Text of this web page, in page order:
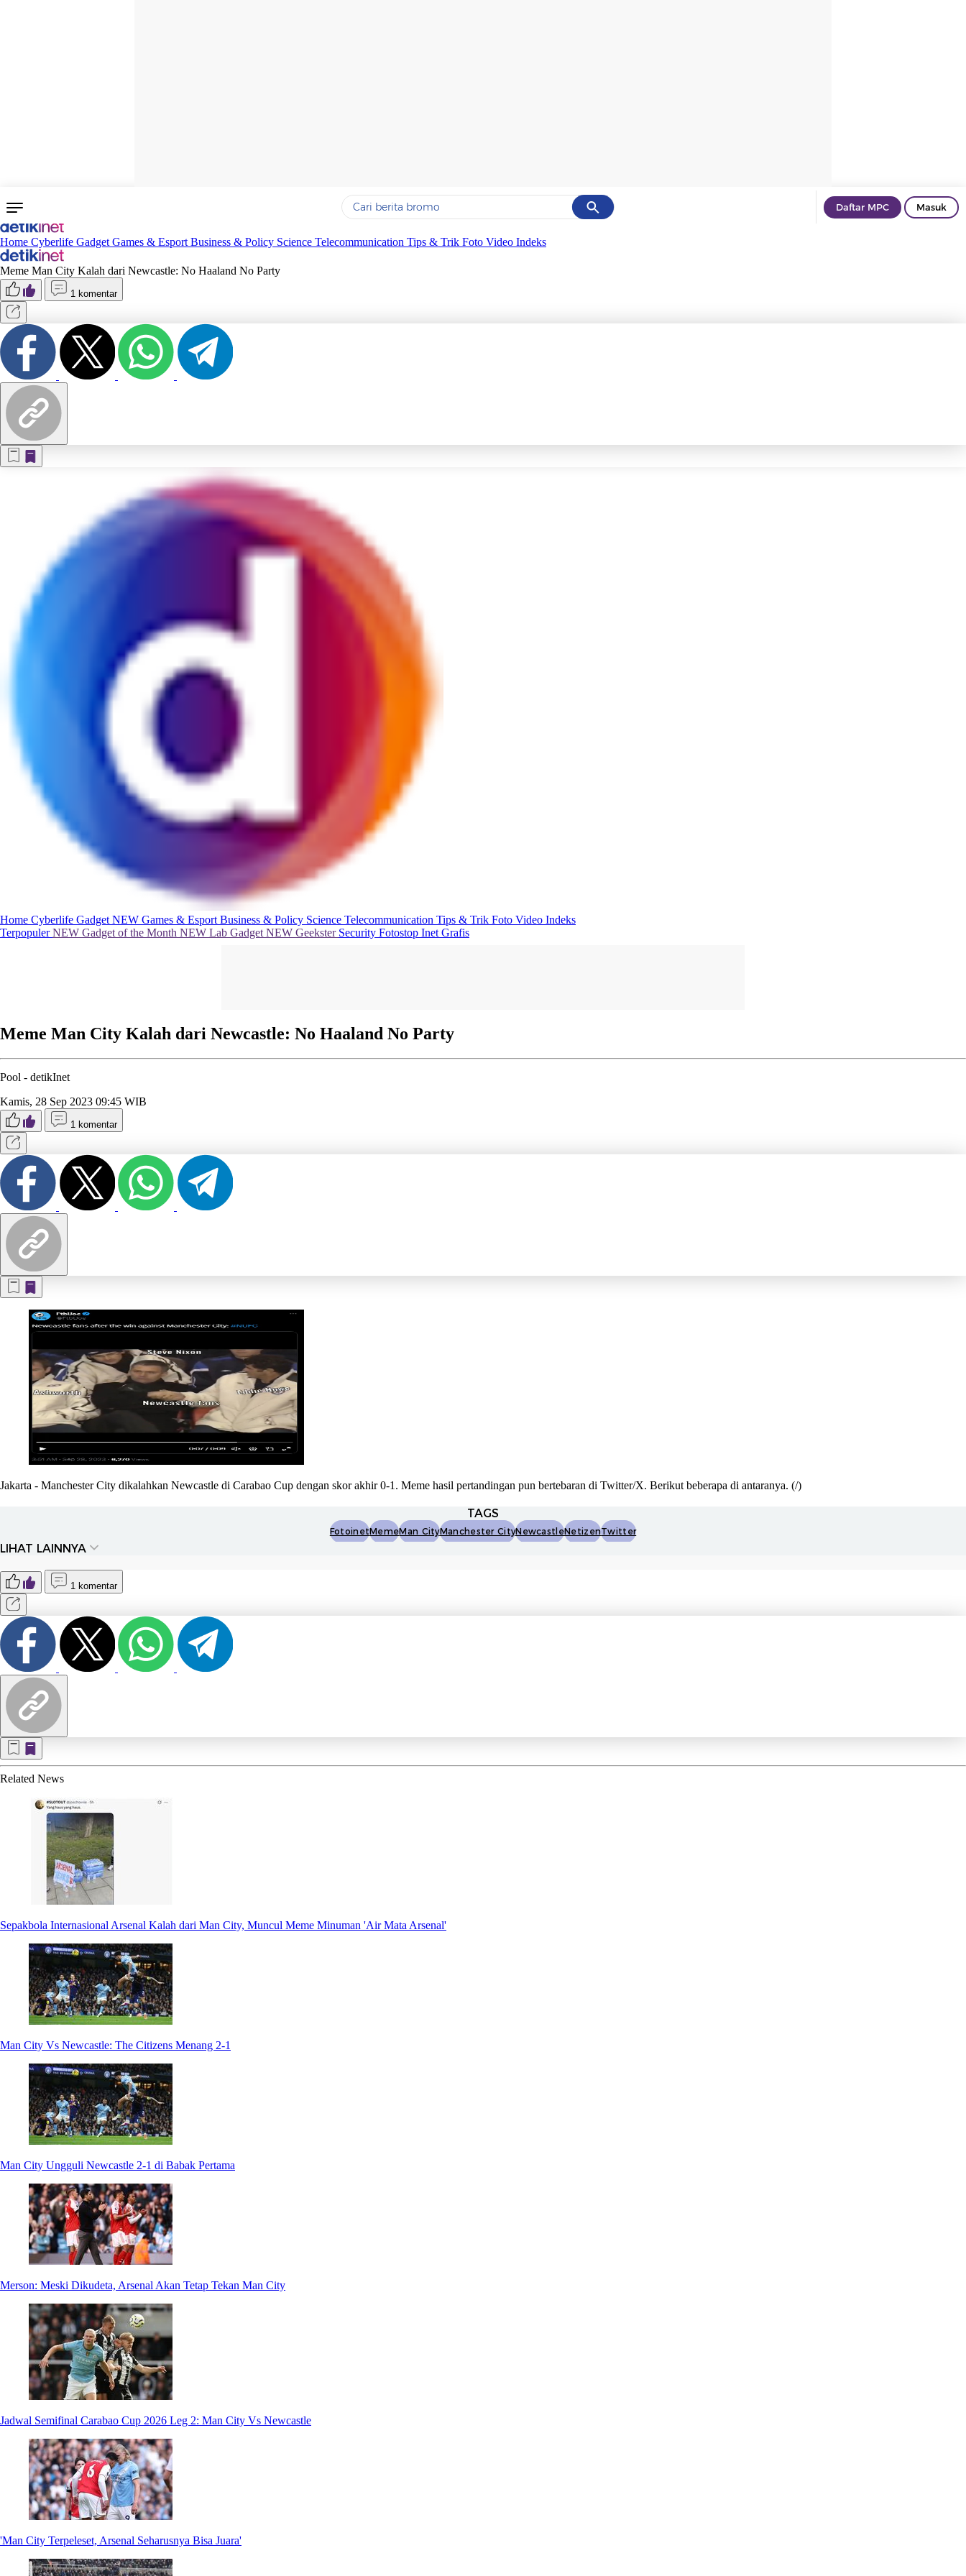
Cancel
Yang sedang ramai dicari
Terakhir yang dicari
Daftar MPC Masuk
Home Cyberlife Gadget Games & Esport Business & Policy Science Telecommunication Tips & Trik Foto Video Indeks
Meme Man City Kalah dari Newcastle: No Haaland No Party
1 komentar
Home Cyberlife Gadget NEW Games & Esport Business & Policy Science Telecommunication Tips & Trik Foto Video Indeks
TerpopulerNEW Gadget of the Month NEW Lab Gadget NEW Geekster Security Fotostop Inet Grafis
Meme Man City Kalah dari Newcastle: No Haaland No Party
Pool - detikInet
Kamis, 28 Sep 2023 09:45 WIB
1 komentar
Jakarta - Manchester City dikalahkan Newcastle di Carabao Cup dengan skor akhir 0-1. Meme hasil pertandingan pun bertebaran di Twitter/X. Berikut beberapa di antaranya. (/)
TAGS
FotoinetMemeMan CityManchester CityNewcastleNetizenTwitter
LIHAT LAINNYA
1 komentar
Related News
Sepakbola Internasional Arsenal Kalah dari Man City, Muncul Meme Minuman 'Air Mata Arsenal'
Man City Vs Newcastle: The Citizens Menang 2-1
Man City Ungguli Newcastle 2-1 di Babak Pertama
Merson: Meski Dikudeta, Arsenal Akan Tetap Tekan Man City
Jadwal Semifinal Carabao Cup 2026 Leg 2: Man City Vs Newcastle
'Man City Terpeleset, Arsenal Seharusnya Bisa Juara'